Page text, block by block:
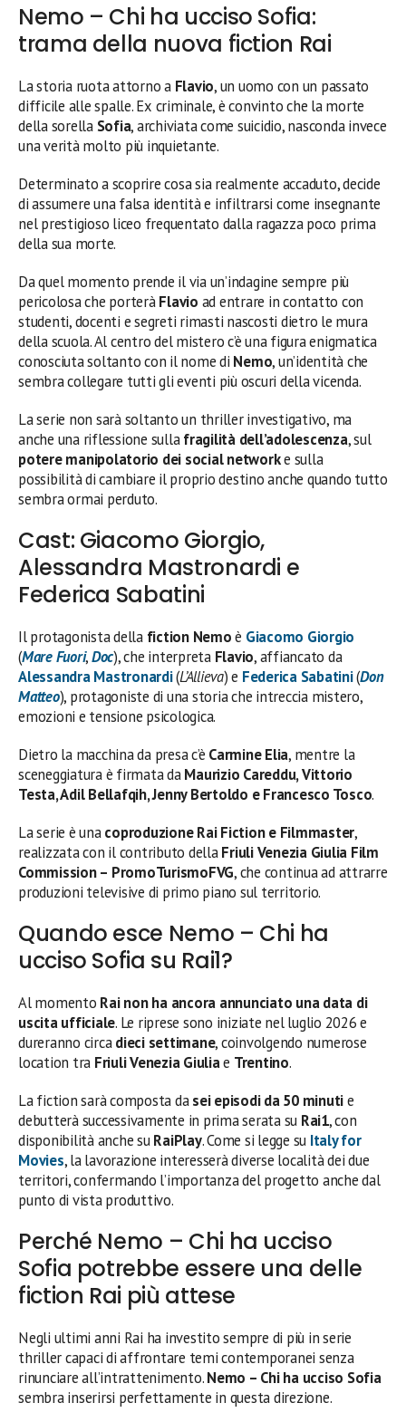
Nemo – Chi ha ucciso Sofia:
trama della nuova fiction Rai
La storia ruota attorno a Flavio, un uomo con un passato
difficile alle spalle. Ex criminale, è convinto che la morte
della sorella Sofia, archiviata come suicidio, nasconda invece
una verità molto più inquietante.
Determinato a scoprire cosa sia realmente accaduto, decide
di assumere una falsa identità e infiltrarsi come insegnante
nel prestigioso liceo frequentato dalla ragazza poco prima
della sua morte.
Da quel momento prende il via un’indagine sempre più
pericolosa che porteràFlavio ad entrare in contatto con
studenti, docenti e segreti rimasti nascosti dietro le mura
della scuola. Al centro del mistero c’è una figura enigmatica
conosciuta soltanto con il nome di Nemo, un’identità che
sembra collegare tutti gli eventi più oscuri della vicenda.
La serie non sarà soltanto un thriller investigativo, ma
anche una riflessione sullafragilità dell’adolescenza, sul
potere manipolatorio dei social networke sulla
possibilità di cambiare il proprio destino anche quando tutto
sembra ormai perduto.
Cast: Giacomo Giorgio,
Alessandra Mastronardi e
Federica Sabatini
Il protagonista della fiction Nemoè Giacomo Giorgio
(Mare Fuori,Doc), che interpreta Flavio, affiancato da
Alessandra Mastronardi(L’Allieva) e Federica Sabatini(Don
Matteo), protagoniste di una storia che intreccia mistero,
emozioni e tensione psicologica.
Dietro la macchina da presa c’è Carmine Elia, mentre la
sceneggiatura è firmata daMaurizio Careddu, Vittorio
Testa, Adil Bellafqih, Jenny Bertoldo e Francesco Tosco.
La serie è unacoproduzione Rai Fiction e Filmmaster,
realizzata con il contributo dellaFriuli Venezia Giulia Film
Commission – PromoTurismoFVG, che continua ad attrarre
produzioni televisive di primo piano sul territorio.
Quando esce Nemo – Chi ha
ucciso Sofia su Rai1?
Al momento Rai non ha ancora annunciato una data di
uscita ufficiale. Le riprese sono iniziate nel luglio 2026 e
dureranno circadieci settimane, coinvolgendo numerose
location tra Friuli Venezia Giuliae Trentino.
La fiction sarà composta dasei episodi da 50 minutie
debutterà successivamente in prima serata su Rai1, con
disponibilità anche suRaiPlay. Come si legge su Italy for
Movies, la lavorazione interesserà diverse località dei due
territori, confermando l’importanza del progetto anche dal
punto di vista produttivo.
Perché Nemo – Chi ha ucciso
Sofia potrebbe essere una delle
fiction Rai più attese
Negli ultimi anni Rai ha investito sempre di più in serie
thriller capaci di affrontare temi contemporanei senza
rinunciare all’intrattenimento.Nemo – Chi ha ucciso Sofia
sembra inserirsi perfettamente in questa direzione.